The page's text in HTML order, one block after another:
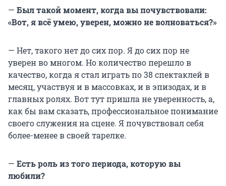
— Был такой момент, когда вы почувствовали:
«Вот, я всё умею, уверен, можно не волноваться?»
— Нет, такого нет до сих пор. Я до сих пор не
уверен во многом. Но количество перешло в
качество, когда я стал играть по 38 спектаклей в
месяц, участвуя и в массовках, и в эпизодах, и в
главных ролях. Вот тут пришла не уверенность, а,
как бы вам сказать, профессиональное понимание
своего служения на сцене. Я почувствовал себя
более-менее в своей тарелке.
— Есть роль из того периода, которую вы
любили?